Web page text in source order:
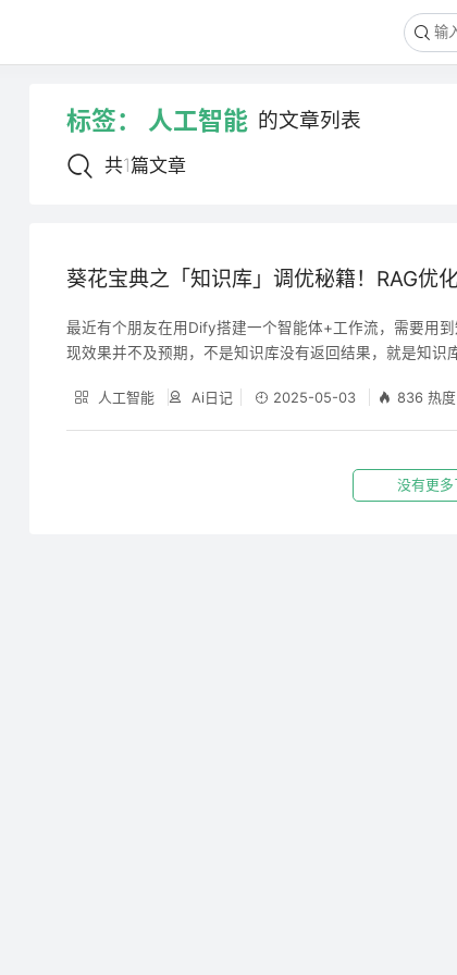
标签： 人工智能 的文章列表
共1篇文章
葵花宝典之「知识库」调优秘籍！RAG优化
最近有个朋友在用Dify搭建一个智能体+工作流，需要用
现效果并不及预期，不是知识库没有返回结果，就是知识
人工智能
Ai日记 2025-05-03 836 热度
没有更多